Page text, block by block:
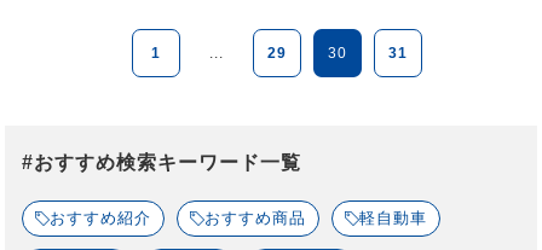
1 29 30 31
#おすすめ検索キーワード一覧
おすすめ紹介 おすすめ商品 軽自動車